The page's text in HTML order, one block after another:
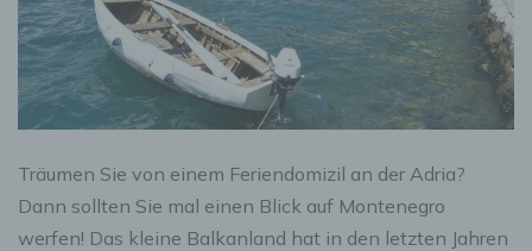
Träumen Sie von einem Feriendomizil an der Adria?
Dann sollten Sie mal einen Blick auf Montenegro
werfen! Das kleine Balkanland hat in den letzten Jahren